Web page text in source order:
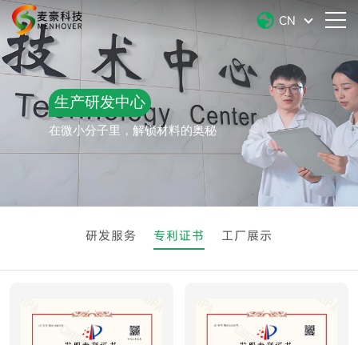
CN
生产研发中心
在微小分子里，解锁材料的奥秘
研发服务 专利证书 工厂展示